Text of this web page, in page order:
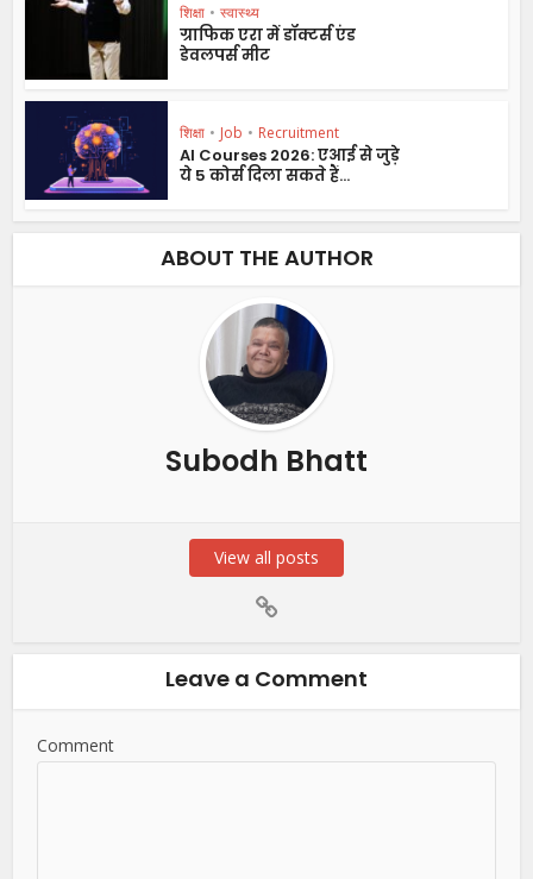
शिक्षा • स्वास्थ्य
ग्राफिक एरा में डॉक्टर्स एंड
डेवलपर्स मीट
शिक्षा • Job • Recruitment
AI Courses 2026: एआई से जुड़े
ये 5 कोर्स दिला सकते हैं...
ABOUT THE AUTHOR
Subodh Bhatt
View all posts
Leave a Comment
Comment